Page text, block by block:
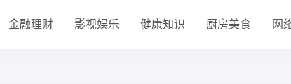
金融理财 影视娱乐 健康知识 厨房美食 网